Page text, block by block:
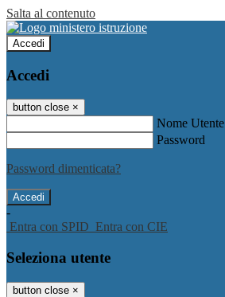
Salta al contenuto
Accedi
Accedi
button close ×
Nome Utente
Password
Password dimenticata?
-
Entra con SPID Entra con CIE
Seleziona utente
button close ×